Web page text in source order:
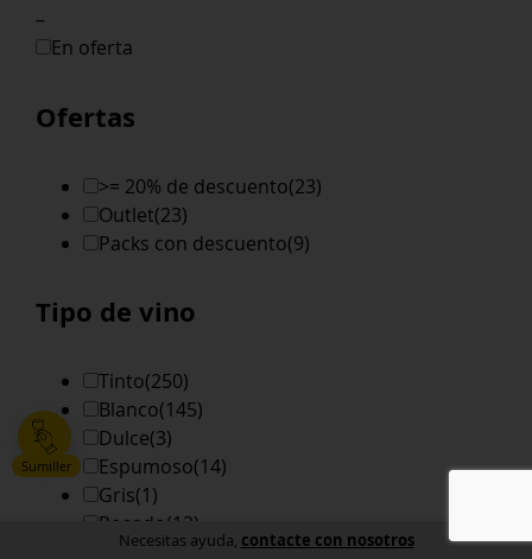
Sumiller
–
En oferta
Ofertas
>= 20% de descuento(23)
Outlet(23)
Packs con descuento(9)
Tipo de vino
Tinto(250)
Blanco(145)
Dulce(3)
Espumoso(14)
Gris(1)
Rosado(12)
Necesitas ayuda, contacte con nosotros